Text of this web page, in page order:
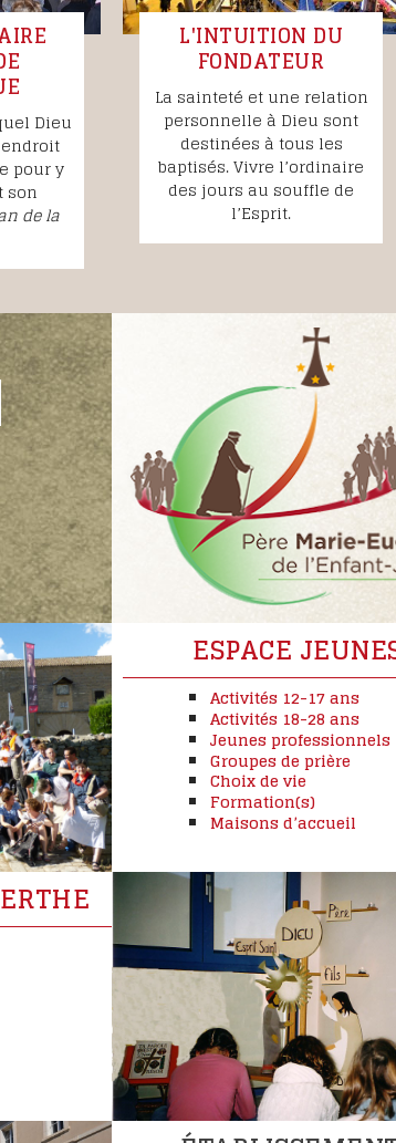
Dieu
pour y
son
de la
L'INTUITION DU
FONDATEUR
La sainteté et une relation
personnelle à Dieu sont
destinées à tous les
baptisés. Vivre l’ordinaire
des jours au souffle de
l’Esprit.
ESPACE
Activités 12-17 ans
Activités 18-28 ans
Jeunes professionnels
Groupes de prière
Choix de vie
Formation(s)
Maisons d’accueil